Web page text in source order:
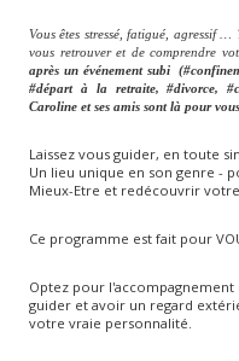
Vous êtes stressé, fatigué, agressif
vous retrouver et de comprendre
après un événement subi
#départ à la retraite, #divorce,
Caroline et ses amis sont là pour
Laissez vous guider, en toute
Un lieu unique en son genre -
Mieux-Etre et redécouvrir
Ce programme est fait pour
Optez pour
guider et avoir un regard
votre vraie personnalité.